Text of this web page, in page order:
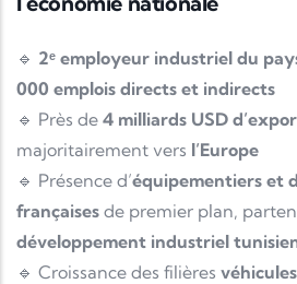
🔹 2ᵉ employeur industriel du
000 emplois directs et indirects
🔹 Près de 4 milliards USD
majoritairement vers l’Europe
🔹 Présence d’équipementiers et
françaises de premier plan,
développement industriel
🔹 Croissance des filières